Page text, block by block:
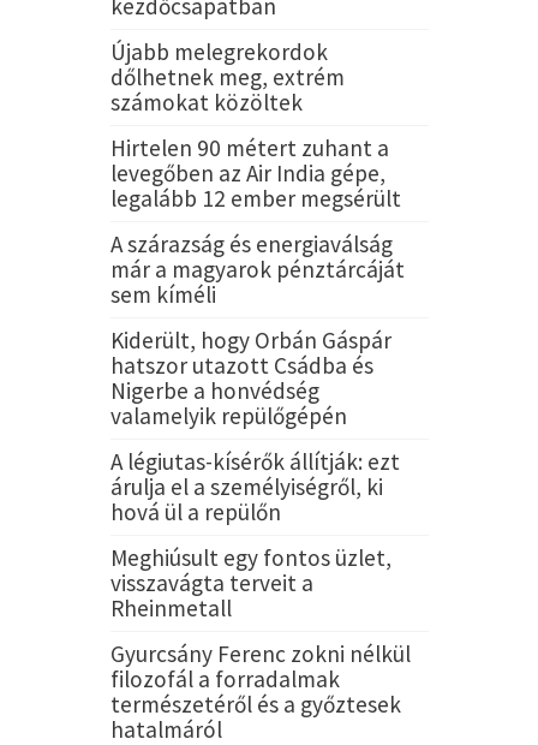
kezdőcsapatban
Újabb melegrekordok
dőlhetnek meg, extrém
számokat közöltek
Hirtelen 90 métert zuhant a
levegőben az Air India gépe,
legalább 12 ember megsérült
A szárazság és energiaválság
már a magyarok pénztárcáját
sem kíméli
Kiderült, hogy Orbán Gáspár
hatszor utazott Csádba és
Nigerbe a honvédség
valamelyik repülőgépén
A légiutas-kísérők állítják: ezt
árulja el a személyiségről, ki
hová ül a repülőn
Meghiúsult egy fontos üzlet,
visszavágta terveit a
Rheinmetall
Gyurcsány Ferenc zokni nélkül
filozofál a forradalmak
természetéről és a győztesek
hatalmáról